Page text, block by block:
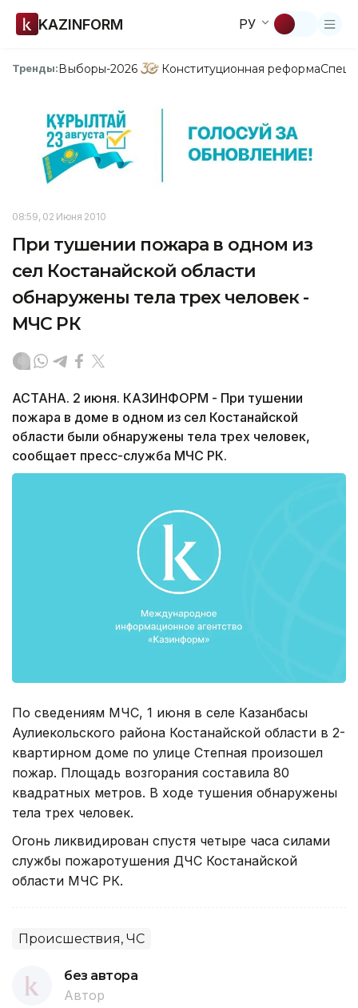
KAZINFORM РУ
Тренды:Выборы-2026 Конституционная реформа
08:59, 02 Июня 2010
При тушении пожара в одном из
сел Костанайской области
обнаружены тела трех человек -
МЧС РК
АСТАНА. 2 июня. КАЗИНФОРМ - При тушении
пожара в доме в одном из сел Костанайской
области были обнаружены тела трех человек,
сообщает пресс-служба МЧС РК.
По сведениям МЧС, 1 июня в селе Казанбасы
Аулиекольского района Костанайской области в 2-
квартирном доме по улице Степная произошел
пожар. Площадь возгорания составила 80
квадратных метров. В ходе тушения обнаружены
тела трех человек.
Огонь ликвидирован спустя четыре часа силами
службы пожаротушения ДЧС Костанайской
области МЧС РК.
Происшествия, ЧС
без автора
Автор